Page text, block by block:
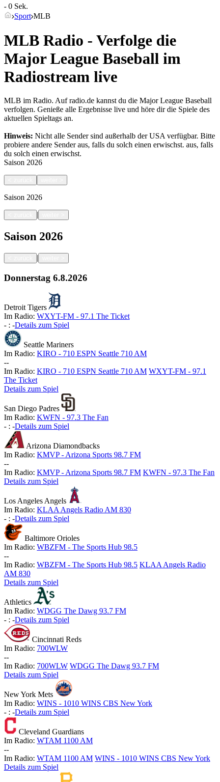
- 0 Sek.
Sport MLB
MLB Radio - Verfolge die
Major League Baseball im
Radiostream live
MLB im Radio. Auf radio.de kannst du die Major League Baseball
verfolgen. Genieße alle Ergebnisse live und höre dir die Spiele des
aktuellen Spieltags an.
Hinweis: Nicht alle Sender sind außerhalb der USA verfügbar. Bitte
probiere andere Sender aus, falls du solch einen erwischst. aus, falls
du solch einen erwischst.
Saison 2026
Saison 2026
|
Saison 2026
|
Donnerstag 6.8.2026
Detroit Tigers
Im Radio: WXYT-FM - 97.1 The Ticket
- : -Details zum Spiel
Seattle Mariners
Im Radio: KIRO - 710 ESPN Seattle 710 AM
--
Im Radio: KIRO - 710 ESPN Seattle 710 AM WXYT-FM - 97.1
The Ticket
Details zum Spiel
San Diego Padres
Im Radio: KWFN - 97.3 The Fan
- : -Details zum Spiel
Arizona Diamondbacks
Im Radio: KMVP - Arizona Sports 98.7 FM
--
Im Radio: KMVP - Arizona Sports 98.7 FM KWFN - 97.3 The Fan
Details zum Spiel
Los Angeles Angels
Im Radio: KLAA Angels Radio AM 830
- : -Details zum Spiel
Baltimore Orioles
Im Radio: WBZFM - The Sports Hub 98.5
--
Im Radio: WBZFM - The Sports Hub 98.5 KLAA Angels Radio
AM 830
Details zum Spiel
Athletics
Im Radio: WDGG The Dawg 93.7 FM
- : -Details zum Spiel
Cincinnati Reds
Im Radio: 700WLW
--
Im Radio: 700WLW WDGG The Dawg 93.7 FM
Details zum Spiel
New York Mets
Im Radio: WINS - 1010 WINS CBS New York
- : -Details zum Spiel
Cleveland Guardians
Im Radio: WTAM 1100 AM
--
Im Radio: WTAM 1100 AM WINS - 1010 WINS CBS New York
Details zum Spiel